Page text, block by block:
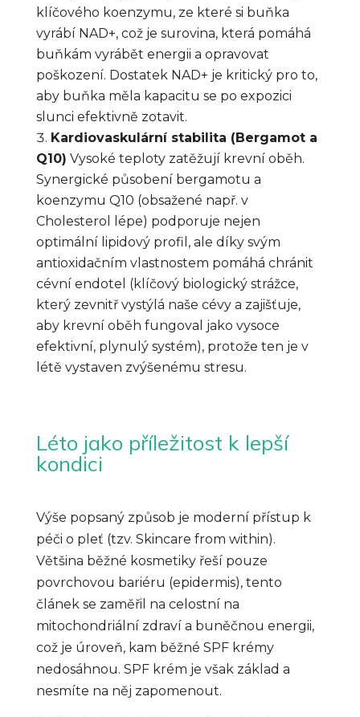
klíčového koenzymu, ze které si buňka
vyrábí NAD+, což je surovina, která pomáhá
buňkám vyrábět energii a opravovat
poškození. Dostatek NAD+ je kritický pro to,
aby buňka měla kapacitu se po expozici
slunci efektivně zotavit.
Kardiovaskulární stabilita (Bergamot a
Q10) Vysoké teploty zatěžují krevní oběh.
Synergické působení bergamotu a
koenzymu Q10 (obsažené např. v
Cholesterol lépe) podporuje nejen
optimální lipidový profil, ale díky svým
antioxidačním vlastnostem pomáhá chránit
cévní endotel (klíčový biologický strážce,
který zevnitř vystýlá naše cévy a zajišťuje,
aby krevní oběh fungoval jako vysoce
efektivní, plynulý systém), protože ten je v
létě vystaven zvýšenému stresu.
Léto jako příležitost k lepší
kondici
Výše popsaný způsob je moderní přístup k
péči o pleť (tzv. Skincare from within).
Většina běžné kosmetiky řeší pouze
povrchovou bariéru (epidermis), tento
článek se zaměřil na celostní na
mitochondriální zdraví a buněčnou energii,
což je úroveň, kam běžné SPF krémy
nedosáhnou. SPF krém je však základ a
nesmíte na něj zapomenout.